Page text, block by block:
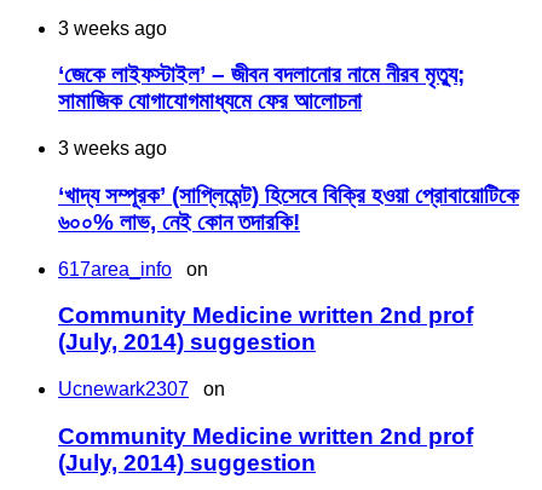
3 weeks ago
‘জেকে লাইফস্টাইল’ – জীবন বদলানোর নামে নীরব মৃত্যু;
সামাজিক যোগাযোগমাধ্যমে ফের আলোচনা
3 weeks ago
‘খাদ্য সম্পূরক’ (সাপ্লিমেন্ট) হিসেবে বিক্রি হওয়া প্রোবায়োটিকে
৬০০% লাভ, নেই কোন তদারকি!
617area_info on
Community Medicine written 2nd prof
(July, 2014) suggestion
Ucnewark2307 on
Community Medicine written 2nd prof
(July, 2014) suggestion